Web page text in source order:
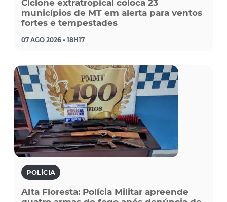
Ciclone extratropical coloca 23
municípios de MT em alerta para ventos
fortes e tempestades
07 AGO 2026 - 18H17
POLÍCIA
Alta Floresta: Polícia Militar apreende